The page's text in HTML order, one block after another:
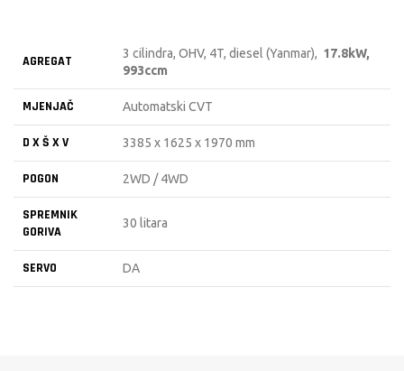
AGREGAT 3 cilindra, OHV, 4T, diesel (Yanmar), 17.8kW,
993ccm
MJENJAČ Automatski CVT
D X Š X V 3385 x 1625 x 1970 mm
POGON 2WD / 4WD
SPREMNIK
GORIVA
30 litara
SERVO DA